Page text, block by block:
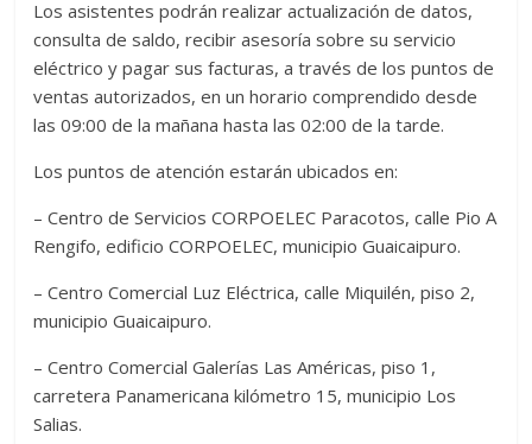
Los asistentes podrán realizar actualización de datos,
consulta de saldo, recibir asesoría sobre su servicio
eléctrico y pagar sus facturas, a través de los puntos de
ventas autorizados, en un horario comprendido desde
las 09:00 de la mañana hasta las 02:00 de la tarde.
Los puntos de atención estarán ubicados en:
– Centro de Servicios CORPOELEC Paracotos, calle Pio A
Rengifo, edificio CORPOELEC, municipio Guaicaipuro.
– Centro Comercial Luz Eléctrica, calle Miquilén, piso 2,
municipio Guaicaipuro.
– Centro Comercial Galerías Las Américas, piso 1,
carretera Panamericana kilómetro 15, municipio Los
Salias.